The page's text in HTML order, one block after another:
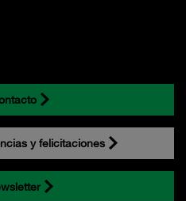
y felicitaciones